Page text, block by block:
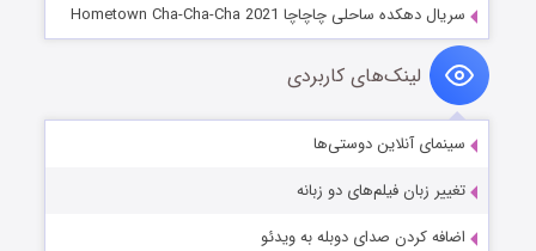
سریال دهکده ساحلی چاچاچا Hometown Cha-Cha-Cha 2021
لینک‌های کاربردی
سینمای آنلاین دوستی‌ها
تغییر زبان فیلم‌های دو زبانه
اضافه کردن صدای دوبله به ویدئو